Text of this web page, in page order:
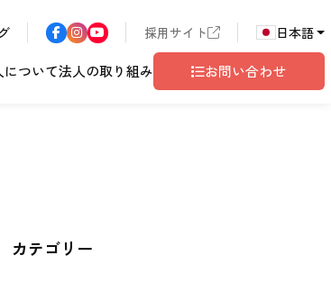
採用サイト 日本語
長野エリア
について法人の取り組み お問い合わせ
カテゴリー